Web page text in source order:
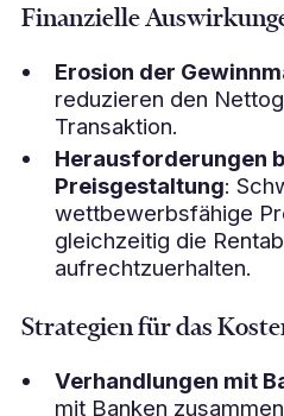
Finanzielle
Erosion der
reduzieren den
Transaktion.
Herausforderungen
Preisgestaltung:
wettbewerbsfähige
gleichzeitig die
aufrechtzuerhalten.
Strategien für das
Verhandlungen mit
mit Banken